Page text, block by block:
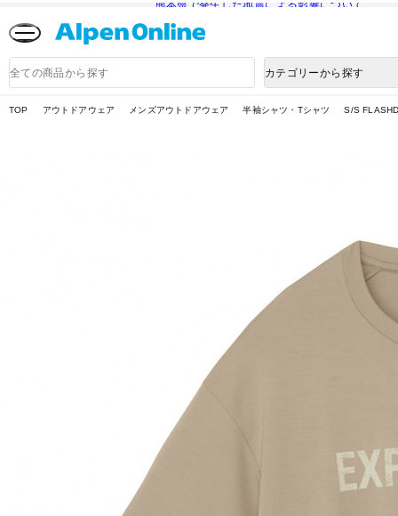
熊本県で発生した地震による影響について
品
検
カテゴリーから探す
TOP アウトドアウェア メンズアウトドアウェア 半袖シャツ・Tシャツ S/S